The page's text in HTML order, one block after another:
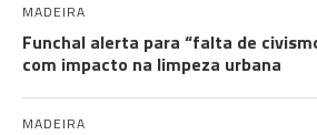
MADEIRA
Funchal alerta para “falta de
com impacto na limpeza urbana
MADEIRA